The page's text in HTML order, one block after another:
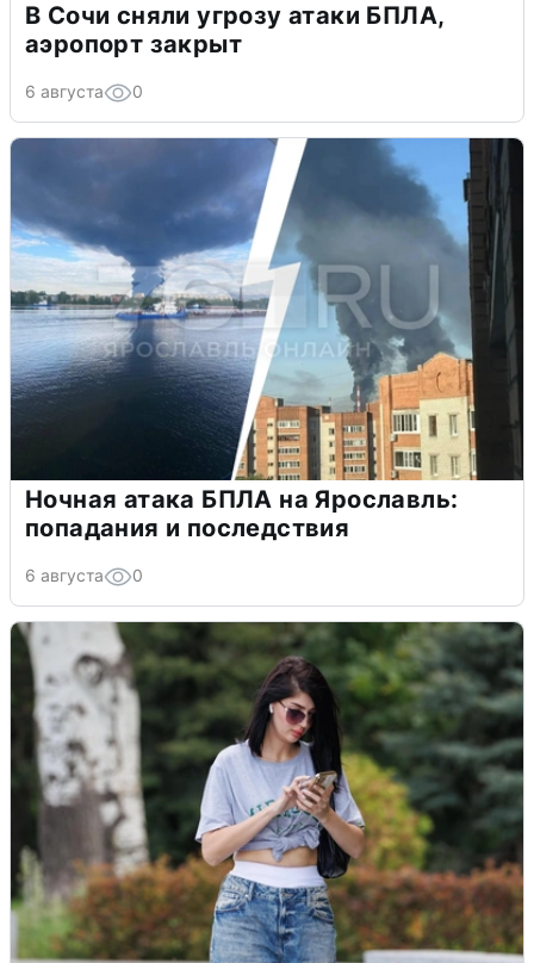
В Сочи сняли угрозу атаки БПЛА,
аэропорт закрыт
6 августа 0
Ночная атака БПЛА на Ярославль:
попадания и последствия
6 августа 0